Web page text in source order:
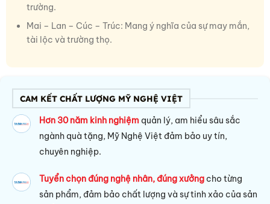
trường.
Mai – Lan – Cúc – Trúc: Mang ý nghĩa của sự may mắn,
tài lộc và trường thọ.
CAM KẾT CHẤT LƯỢNG MỸ NGHỆ VIỆT
Hơn 30 năm kinh nghiệm quản lý, am hiểu sâu sắc
ngành quà tặng, Mỹ Nghệ Việt đảm bảo uy tín,
chuyên nghiệp.
Tuyển chọn đúng nghệ nhân, đúng xưởng cho từng
sản phẩm, đảm bảo chất lượng và sự tinh xảo của sản